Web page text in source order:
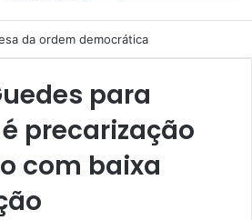
ao povo venezuelano
para
precarização
com baixa